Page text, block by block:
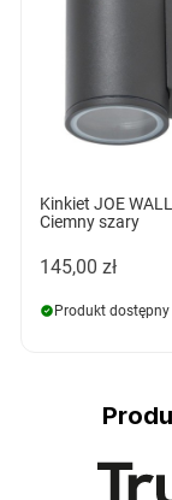
Kinkiet JOE
Ciemny szary
145,00 zł
Produkt dostępny